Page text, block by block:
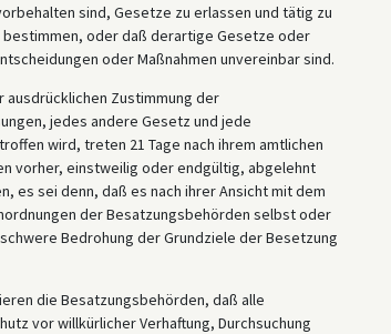
sind, Gesetze zu erlassen und tätig zu
oder daß derartige Gesetze oder
oder Maßnahmen unvereinbar sind.
Zustimmung der
jedes andere Gesetz und jede
wird, treten 21 Tage nach ihrem amtlichen
vorher, einstweilig oder endgültig, abgelehnt
es sei denn, daß es nach ihrer Ansicht mit dem
der Besatzungsbehörden selbst oder
Bedrohung der Grundziele der Besetzung
die Besatzungsbehörden, daß alle
vor willkürlicher Verhaftung, Durchsuchung